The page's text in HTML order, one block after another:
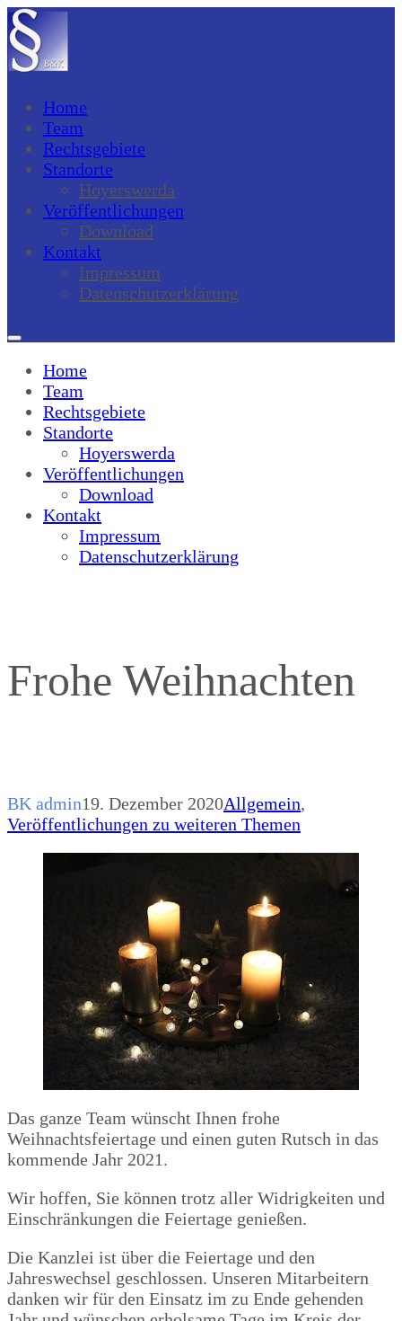
Home
Team
Rechtsgebiete
Standorte
Hoyerswerda
Veröffentlichungen
Download
Kontakt
Impressum
Datenschutzerklärung
Home
Team
Rechtsgebiete
Standorte
Hoyerswerda
Veröffentlichungen
Download
Kontakt
Impressum
Datenschutzerklärung
Frohe Weihnachten
BK admin19. Dezember 2020Allgemein,
Veröffentlichungen zu weiteren Themen
Das ganze Team wünscht Ihnen frohe
Weihnachtsfeiertage und einen guten Rutsch in das
kommende Jahr 2021.
Wir hoffen, Sie können trotz aller Widrigkeiten und
Einschränkungen die Feiertage genießen.
Die Kanzlei ist über die Feiertage und den
Jahreswechsel geschlossen. Unseren Mitarbeitern
danken wir für den Einsatz im zu Ende gehenden